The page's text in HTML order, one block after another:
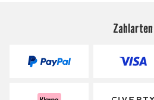
Zahlarten